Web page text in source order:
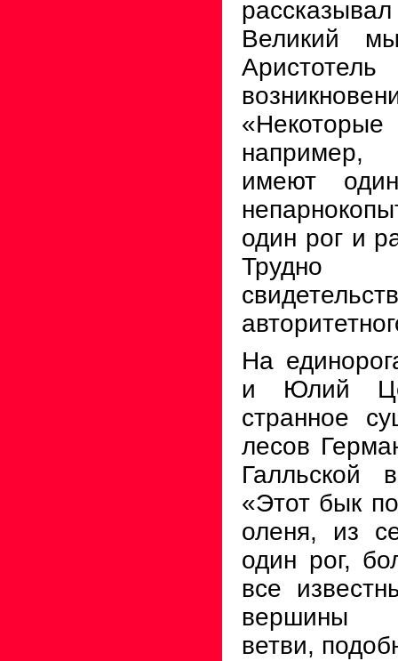
Великий
имеют
один рог и
Трудно
На
и Юлий
странное
лесов
Галльской
«Этот бык
оленя, из
один рог,
все
вершины
ветви,